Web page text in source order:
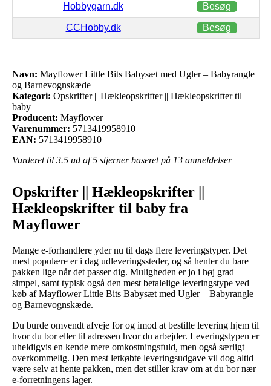
Hobbygarn.dk Besøg
CCHobby.dk Besøg
Navn: Mayflower Little Bits Babysæt med Ugler – Babyrangle
og Barnevognskæde
Kategori: Opskrifter || Hækleopskrifter || Hækleopskrifter til
baby
Producent: Mayflower
Varenummer: 5713419958910
EAN: 5713419958910
Vurderet til 3.5 ud af 5 stjerner baseret på 13 anmeldelser
Opskrifter || Hækleopskrifter ||
Hækleopskrifter til baby fra
Mayflower
Mange e-forhandlere yder nu til dags flere leveringstyper. Det
mest populære er i dag udleveringssteder, og så henter du bare
pakken lige når det passer dig. Muligheden er jo i høj grad
simpel, samt typisk også den mest betalelige leveringstype ved
køb af Mayflower Little Bits Babysæt med Ugler – Babyrangle
og Barnevognskæde.
Du burde omvendt afveje for og imod at bestille levering hjem til
hvor du bor eller til adressen hvor du arbejder. Leveringstypen er
uheldigvis en kende mere omkostningsfuld, men også særligt
overkommelig. Den mest letkøbte leveringsudgave vil dog altid
være selv at hente pakken, men det stiller krav om at du bor nær
e-forretningens lager.